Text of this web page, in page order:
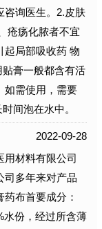
咨询医生。2.皮肤
疮疡化脓者不宜
起局部吸收药 物
膏一般都含有活
如需使用，需要
间泡在水中。
2022-09-28
用材料有限公司
司多年来对产品
布首要成分：
水份，经过所含薄